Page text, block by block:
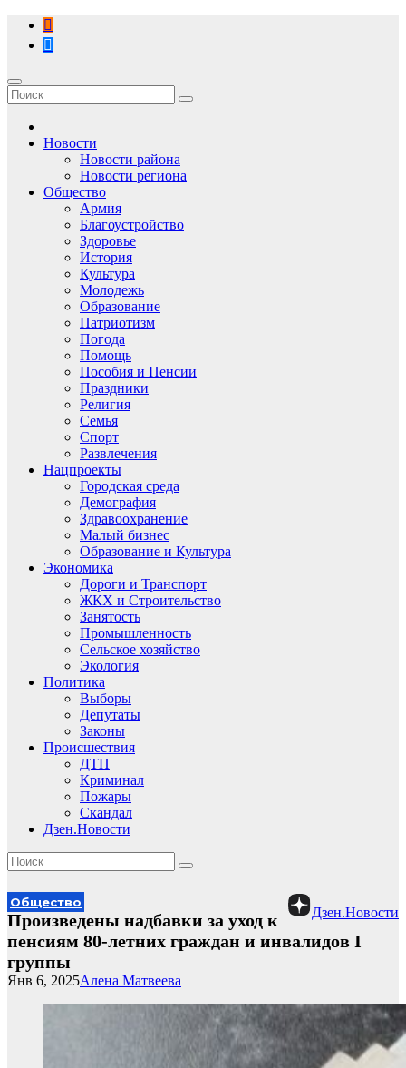
Перейти
содержимому
Новости
Новости района
Новости региона
Общество
Армия
Благоустройство
Здоровье
История
Культура
Молодежь
Образование
Патриотизм
Погода
Помощь
Пособия и Пенсии
Праздники
Религия
Семья
Спорт
Развлечения
Нацпроекты
Городская среда
Демография
Здравоохранение
Малый бизнес
Образование и Культура
Экономика
Дороги и Транспорт
ЖКХ и Строительство
Занятость
Промышленность
Сельское хозяйство
Экология
Политика
Выборы
Депутаты
Законы
Происшествия
ДТП
Криминал
Пожары
Скандал
Дзен.Новости
Дзен.Новости
Общество
Произведены надбавки за уход к
пенсиям 80-летних граждан и инвалидов I
группы
Алена Матвеева
Янв 6, 2025